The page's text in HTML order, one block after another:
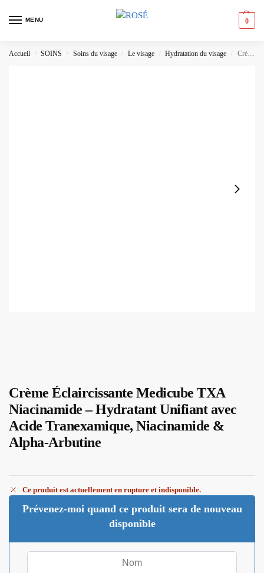
MENU 0
Accueil / SOINS / Soins du visage / Le visage / Hydratation du visage / Crème Éclaircissante Medicube TXA Niacinamide – Hydratant Unifiant avec Acide Tranexamique, Niacinamide & Alpha-Arbutine
Crème Éclaircissante Medicube TXA
Niacinamide – Hydratant Unifiant avec
Acide Tranexamique, Niacinamide &
Alpha-Arbutine
Ce produit est actuellement en rupture et indisponible.
Prévenez-moi quand ce produit sera de nouveau
disponible